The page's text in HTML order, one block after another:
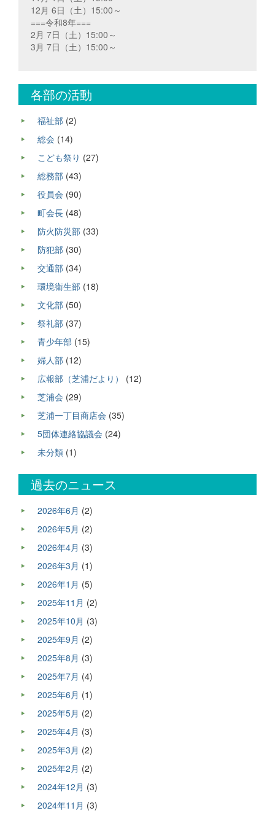
12月 6日（土）15:00～
===令和8年===
2月 7日（土）15:00～
3月 7日（土）15:00～
各部の活動
福祉部 (2)
総会 (14)
こども祭り (27)
総務部 (43)
役員会 (90)
町会長 (48)
防火防災部 (33)
防犯部 (30)
交通部 (34)
環境衛生部 (18)
文化部 (50)
祭礼部 (37)
青少年部 (15)
婦人部 (12)
広報部（芝浦だより）
(12)
芝浦会 (29)
芝浦一丁目商店会 (35)
5団体連絡協議会 (24)
未分類 (1)
過去のニュース
2026年6月 (2)
2026年5月 (2)
2026年4月 (3)
2026年3月 (1)
2026年1月 (5)
2025年11月 (2)
2025年10月 (3)
2025年9月 (2)
2025年8月 (3)
2025年7月 (4)
2025年6月 (1)
2025年5月 (2)
2025年4月 (3)
2025年3月 (2)
2025年2月 (2)
2024年12月 (3)
2024年11月 (3)